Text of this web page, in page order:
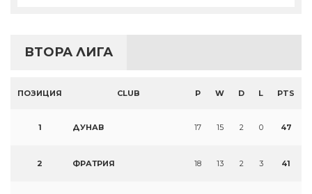
ВТОРА ЛИГА
ПОЗИЦИЯ CLUB P W D L PTS
1 ДУНАВ 17 15 2 0 47
2 ФРАТРИЯ 18 13 2 3 41